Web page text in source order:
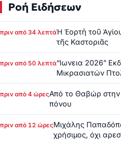
Ροή Ειδήσεων
πριν από 34 λεπτάἩ Ἑορτὴ τοῦ
τῆς Καστοριᾶς
πριν από 50 λεπτά“Ιωνεια 2026”
Μικρασιατών
πριν από 4 ώρεςΑπό το Θαβώρ στην
πόνου
πριν από 12 ώρεςΜιχάλης
χρήσιμος, όχι